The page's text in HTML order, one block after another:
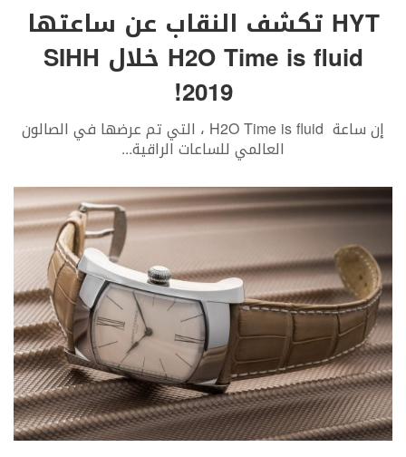
HYT تكشف النقاب عن ساعتها
H2O Time is fluid خلال SIHH
2019!
إن ساعة H2O Time is fluid ، التي تم عرضها في الصالون
العالمي للساعات الراقية...